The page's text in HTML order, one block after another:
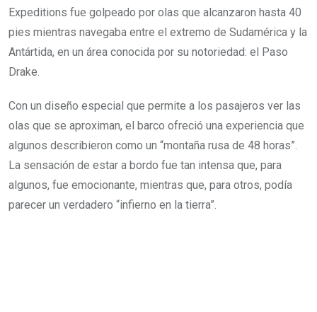
Expeditions fue golpeado por olas que alcanzaron hasta 40
pies mientras navegaba entre el extremo de Sudamérica y la
Antártida, en un área conocida por su notoriedad: el Paso
Drake.
Con un diseño especial que permite a los pasajeros ver las
olas que se aproximan, el barco ofreció una experiencia que
algunos describieron como un “montaña rusa de 48 horas”.
La sensación de estar a bordo fue tan intensa que, para
algunos, fue emocionante, mientras que, para otros, podía
parecer un verdadero “infierno en la tierra”.